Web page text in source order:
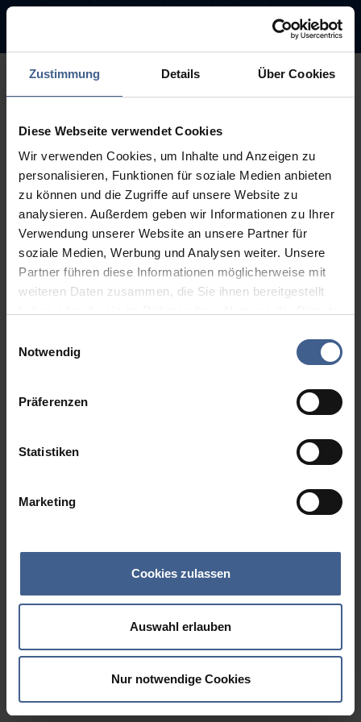
Zustimmung Details Über Cookies
Diese Webseite verwendet Cookies
Wir verwenden Cookies, um Inhalte und Anzeigen zu
personalisieren, Funktionen für soziale Medien anbieten
zu können und die Zugriffe auf unsere Website zu
analysieren. Außerdem geben wir Informationen zu Ihrer
Verwendung unserer Website an unsere Partner für
soziale Medien, Werbung und Analysen weiter. Unsere
Partner führen diese Informationen möglicherweise mit
weiteren Daten zusammen, die Sie ihnen bereitgestellt
Weitere Informationen finden Sie in unseren
Notwendig
Präferenzen
Statistiken
Marketing
Cookies zulassen
Auswahl erlauben
Nur notwendige Cookies
Sorry, this page is not
available.
The link you followed may be broken or the page may have been
removed.
Back to homepage Go to search (Link offen)